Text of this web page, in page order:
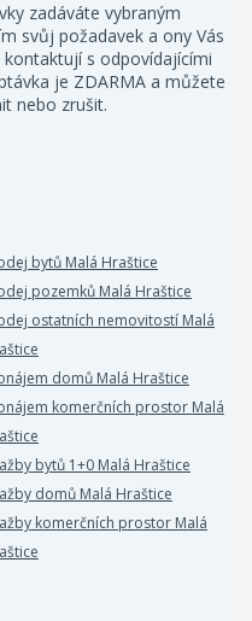
zadáváte vybraným
svůj požadavek a ony Vás
s odpovídajícími
je ZDARMA a můžete
nebo zrušit.
bytů Malá Hraštice
pozemků Malá Hraštice
ostatních nemovitostí Malá
domů Malá Hraštice
komerčních prostor Malá
bytů 1+0 Malá Hraštice
domů Malá Hraštice
komerčních prostor Malá